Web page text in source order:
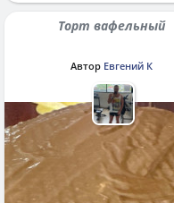
Торт вафельный
Автор Евгений К